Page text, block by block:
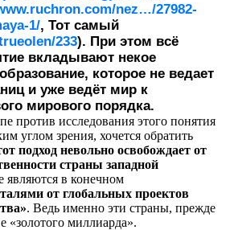
nez…/27982-
1/, Тот самый
233). При этом всё
вкладывают некое
которое не ведает
и уже ведёт мир к
мирового порядка.
против исследования этого понятия
углом зрения, хочется обратить
подход невольно освобождает от
страны западной
являются в конечном
от глобальных проектов
. Ведь именно эти страны, прежде
«золотого миллиарда».